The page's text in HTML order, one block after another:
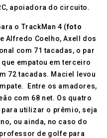
apoiadora do circuito.
o TrackMan 4 (foto
Alfredo Coelho, Axell dos
com 71 tacadas, o par
empatou em terceiro
72 tacadas. Maciel levou
Entre os amadores,
com 68 net. Os quatro
utilizar o prêmio, seja
ou ainda, no caso do
de golfe para